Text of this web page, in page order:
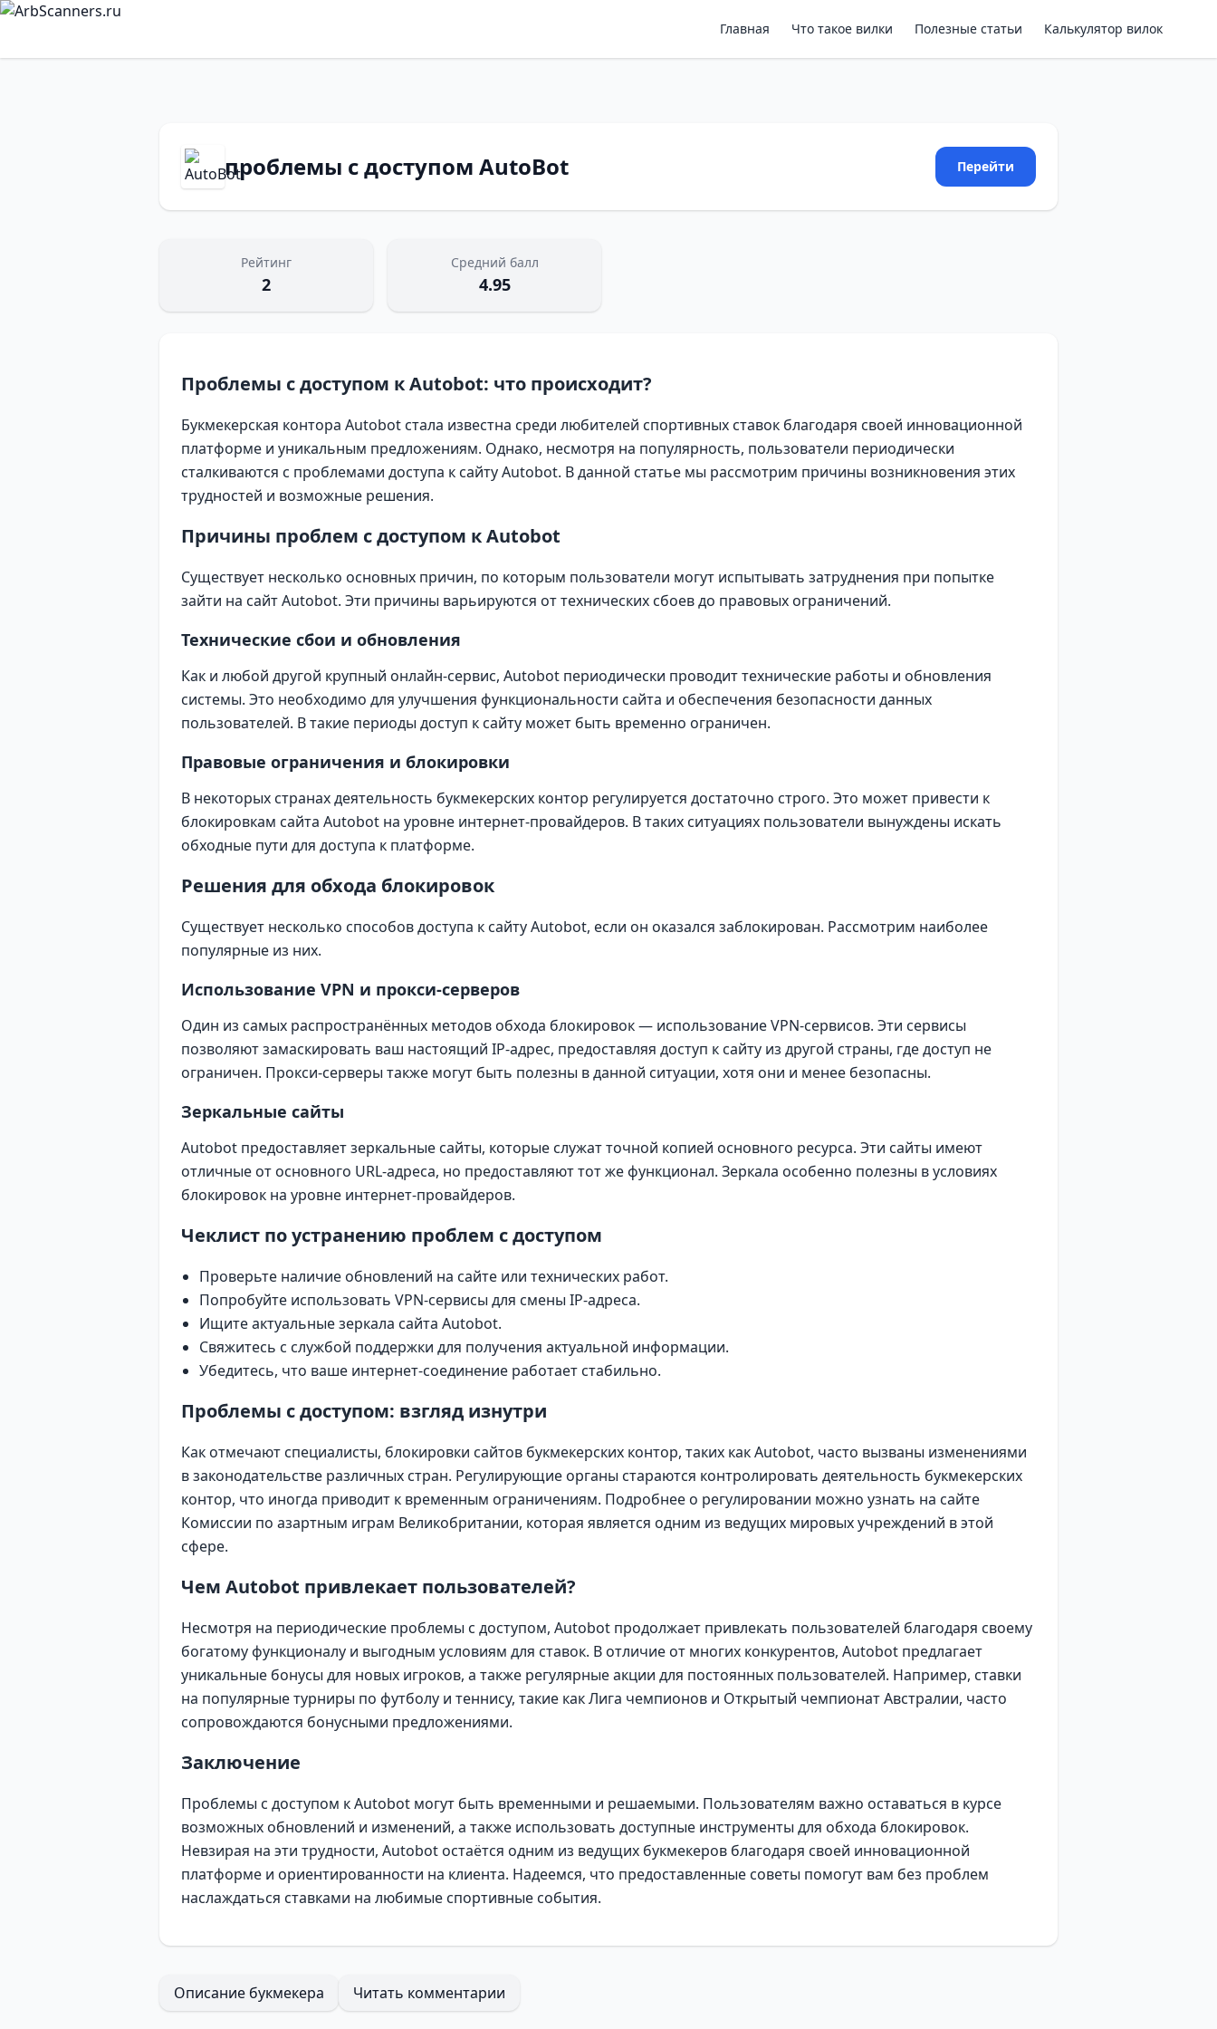
Главная Что такое вилки Полезные статьи Калькулятор вилок
проблемы с доступом AutoBot Перейти
Рейтинг
2
Средний балл
4.95
Проблемы с доступом к Autobot: что происходит?
Букмекерская контора Autobot стала известна среди любителей спортивных ставок благодаря своей инновационной
платформе и уникальным предложениям. Однако, несмотря на популярность, пользователи периодически
сталкиваются с проблемами доступа к сайту Autobot. В данной статье мы рассмотрим причины возникновения этих
трудностей и возможные решения.
Причины проблем с доступом к Autobot
Существует несколько основных причин, по которым пользователи могут испытывать затруднения при попытке
зайти на сайт Autobot. Эти причины варьируются от технических сбоев до правовых ограничений.
Технические сбои и обновления
Как и любой другой крупный онлайн-сервис, Autobot периодически проводит технические работы и обновления
системы. Это необходимо для улучшения функциональности сайта и обеспечения безопасности данных
пользователей. В такие периоды доступ к сайту может быть временно ограничен.
Правовые ограничения и блокировки
В некоторых странах деятельность букмекерских контор регулируется достаточно строго. Это может привести к
блокировкам сайта Autobot на уровне интернет-провайдеров. В таких ситуациях пользователи вынуждены искать
обходные пути для доступа к платформе.
Решения для обхода блокировок
Существует несколько способов доступа к сайту Autobot, если он оказался заблокирован. Рассмотрим наиболее
популярные из них.
Использование VPN и прокси-серверов
Один из самых распространённых методов обхода блокировок — использование VPN-сервисов. Эти сервисы
позволяют замаскировать ваш настоящий IP-адрес, предоставляя доступ к сайту из другой страны, где доступ не
ограничен. Прокси-серверы также могут быть полезны в данной ситуации, хотя они и менее безопасны.
Зеркальные сайты
Autobot предоставляет зеркальные сайты, которые служат точной копией основного ресурса. Эти сайты имеют
отличные от основного URL-адреса, но предоставляют тот же функционал. Зеркала особенно полезны в условиях
блокировок на уровне интернет-провайдеров.
Чеклист по устранению проблем с доступом
Проверьте наличие обновлений на сайте или технических работ.
Попробуйте использовать VPN-сервисы для смены IP-адреса.
Ищите актуальные зеркала сайта Autobot.
Свяжитесь с службой поддержки для получения актуальной информации.
Убедитесь, что ваше интернет-соединение работает стабильно.
Проблемы с доступом: взгляд изнутри
Как отмечают специалисты, блокировки сайтов букмекерских контор, таких как Autobot, часто вызваны изменениями
в законодательстве различных стран. Регулирующие органы стараются контролировать деятельность букмекерских
контор, что иногда приводит к временным ограничениям. Подробнее о регулировании можно узнать на сайте
Комиссии по азартным играм Великобритании, которая является одним из ведущих мировых учреждений в этой
сфере.
Чем Autobot привлекает пользователей?
Несмотря на периодические проблемы с доступом, Autobot продолжает привлекать пользователей благодаря своему
богатому функционалу и выгодным условиям для ставок. В отличие от многих конкурентов, Autobot предлагает
уникальные бонусы для новых игроков, а также регулярные акции для постоянных пользователей. Например, ставки
на популярные турниры по футболу и теннису, такие как Лига чемпионов и Открытый чемпионат Австралии, часто
сопровождаются бонусными предложениями.
Заключение
Проблемы с доступом к Autobot могут быть временными и решаемыми. Пользователям важно оставаться в курсе
возможных обновлений и изменений, а также использовать доступные инструменты для обхода блокировок.
Невзирая на эти трудности, Autobot остаётся одним из ведущих букмекеров благодаря своей инновационной
платформе и ориентированности на клиента. Надеемся, что предоставленные советы помогут вам без проблем
наслаждаться ставками на любимые спортивные события.
Описание букмекера Читать комментарии